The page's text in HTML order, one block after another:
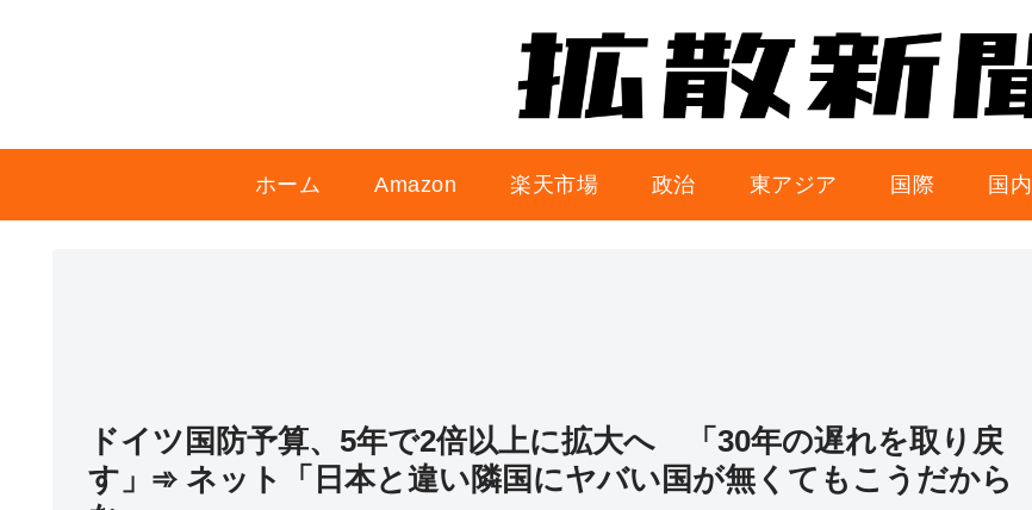
ホーム Amazon 楽天市場 政治 東アジア 国際 国内
ドイツ国防予算、5年で2倍以上に拡大へ 「30年の遅れを取り戻
す」➾ ネット「日本と違い隣国にヤバい国が無くてもこうだから